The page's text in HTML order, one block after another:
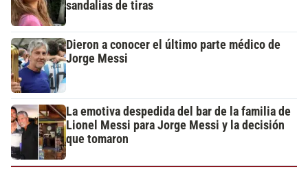
sandalias de tiras
Dieron a conocer el último parte médico de
Jorge Messi
La emotiva despedida del bar de la familia de
Lionel Messi para Jorge Messi y la decisión
que tomaron